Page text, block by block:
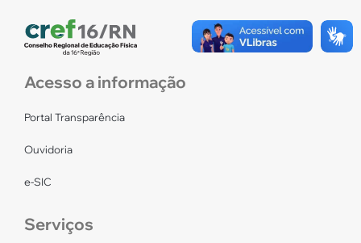
Acesso a informação
Portal Transparência
Ouvidoria
e-SIC
Serviços